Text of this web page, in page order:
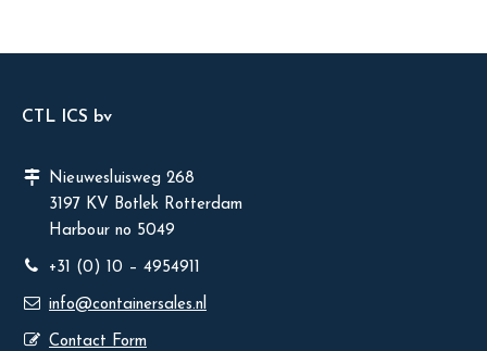
CTL ICS bv
Nieuwesluisweg 268
3197 KV Botlek Rotterdam
Harbour no 5049
+31 (0) 10 – 4954911
info@containersales.nl
Contact Form